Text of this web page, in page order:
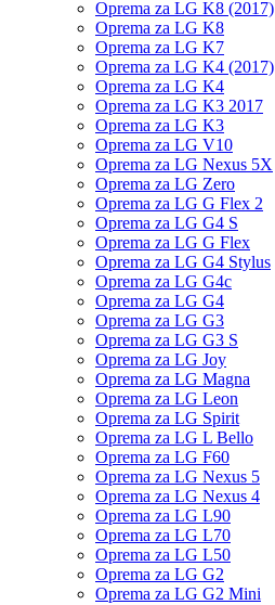
Oprema za LG K8 (2017)
Oprema za LG K8
Oprema za LG K7
Oprema za LG K4 (2017)
Oprema za LG K4
Oprema za LG K3 2017
Oprema za LG K3
Oprema za LG V10
Oprema za LG Nexus 5X
Oprema za LG Zero
Oprema za LG G Flex 2
Oprema za LG G4 S
Oprema za LG G Flex
Oprema za LG G4 Stylus
Oprema za LG G4c
Oprema za LG G4
Oprema za LG G3
Oprema za LG G3 S
Oprema za LG Joy
Oprema za LG Magna
Oprema za LG Leon
Oprema za LG Spirit
Oprema za LG L Bello
Oprema za LG F60
Oprema za LG Nexus 5
Oprema za LG Nexus 4
Oprema za LG L90
Oprema za LG L70
Oprema za LG L50
Oprema za LG G2
Oprema za LG G2 Mini